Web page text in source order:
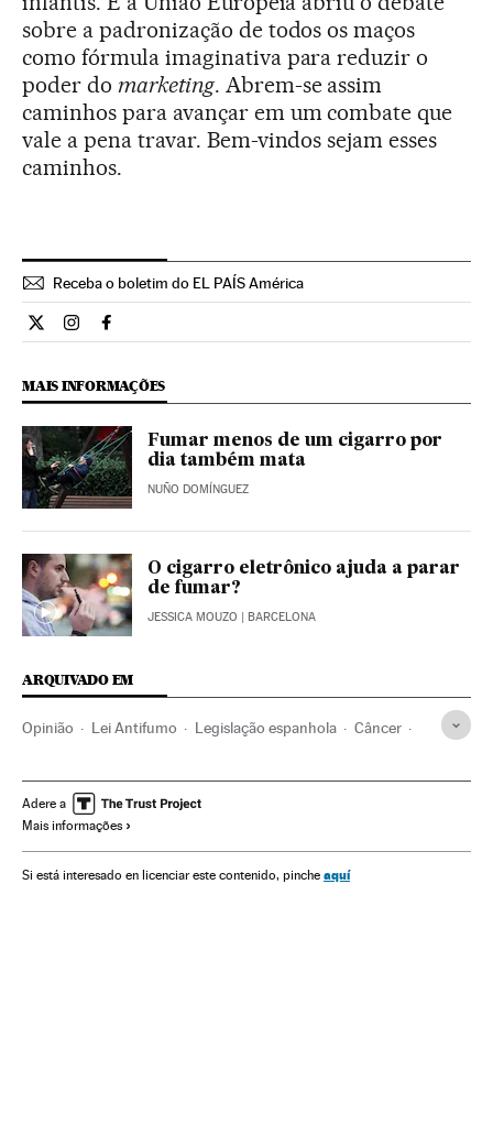
sobre a padronização de todos os maços
como fórmula imaginativa para reduzir o
poder do marketing. Abrem-se assim
caminhos para avançar em um combate que
vale a pena travar. Bem-vindos sejam esses
caminhos.
Receba o boletim do EL PAÍS América
Opiniao El País Brasil en Twitter
Opiniao El País Brasil en Instagram
Opiniao El País Brasil en Facebook
MAIS INFORMAÇÕES
Fumar menos de um cigarro por
dia também mata
NUÑO DOMÍNGUEZ
O cigarro eletrônico ajuda a parar
de fumar?
JESSICA MOUZO | BARCELONA
ARQUIVADO EM
Opinião Lei Antifumo Legislação espanhola Câncer
Restricciones consumo Tabaco
Medicina
Adere a
Mais informações
Si está interesado en licenciar este contenido, pinche aquí